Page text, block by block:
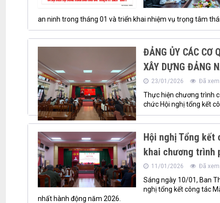
an ninh trong tháng 01 và triển khai nhiệm vụ trọng tâm
ĐẢNG ỦY CÁC CƠ
XÂY DỰNG ĐẢNG
23/01/2026 Đã
Thực hiện chương trình
chức Hội nghị tổng kết
Hội nghị Tổng kết
khai chương trình
11/01/2026 Đã
Sáng ngày 10/01, Ban
nghị tổng kết công tác
nhất hành động năm 2026.